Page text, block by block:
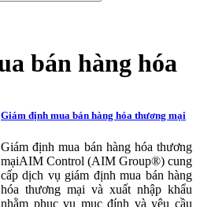
bán hàng hóa
Giám định mua bán hàng hóa thương mại
Giám định mua bán hàng hóa thương
mạiAIM Control (AIM Group®) cung
cấp dịch vụ giám định mua bán hàng
hóa thương mại và xuất nhập khẩu
nhằm phục vụ mục đính và yêu cầu